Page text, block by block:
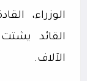
الوزراء،
القائد
الآلاف.